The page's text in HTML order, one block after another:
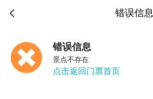
 错误信息
错误信息
景点不存在
点击返回门票首页